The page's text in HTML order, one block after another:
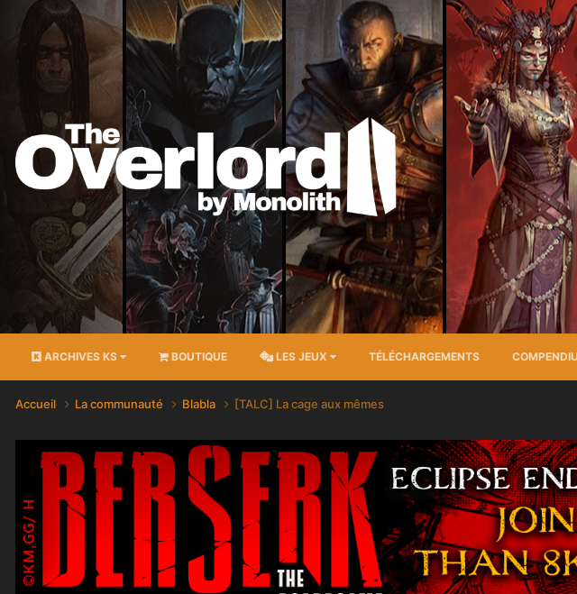
ARCHIVES KS BOUTIQUE LES JEUX TÉLÉCHARGEMENTS
Accueil La communauté Blabla [TALC] La cage aux mêmes